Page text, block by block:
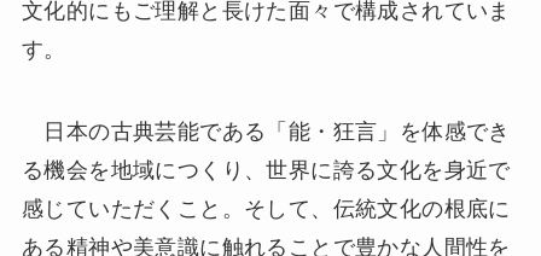
文化的にもご理解と長けた面々で構成されていま
す。
日本の古典芸能である「能・狂言」を体感でき
る機会を地域につくり、世界に誇る文化を身近で
感じていただくこと。そして、伝統文化の根底に
ある精神や美意識に触れることで豊かな人間性を